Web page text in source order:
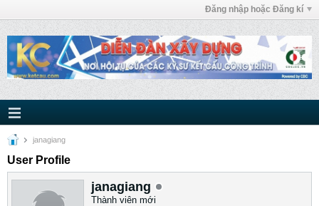
Đăng nhập hoặc Đăng kí
janagiang
User Profile
janagiang
Thành viên mới